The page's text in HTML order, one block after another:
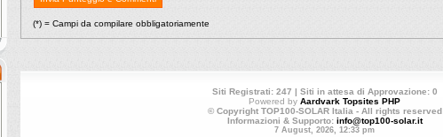
(*) = Campi da compilare obbligatoriamente
Siti Registrati: 247 | Siti in attesa di Approvazione: 0
Powered by Aardvark Topsites PHP
© Copyright TOP100-SOLAR Italia - All rights reserved
Informazioni & Supporto: info@top100-solar.it
7 August, 2026, 12:33 pm